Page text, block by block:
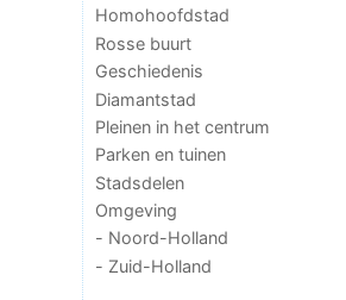
Homohoofdstad
Rosse buurt
Geschiedenis
Diamantstad
Pleinen in het centrum
Parken en tuinen
Stadsdelen
Omgeving
- Noord-Holland
- Zuid-Holland